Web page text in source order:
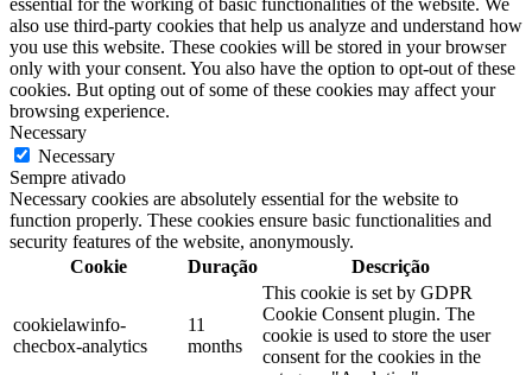
essential for the working of basic functionalities of the website. We
also use third-party cookies that help us analyze and understand how
you use this website. These cookies will be stored in your browser
only with your consent. You also have the option to opt-out of these
cookies. But opting out of some of these cookies may affect your
browsing experience.
Necessary
Necessary
Sempre ativado
Necessary cookies are absolutely essential for the website to
function properly. These cookies ensure basic functionalities and
security features of the website, anonymously.
Cookie
Duração Descrição
cookielawinfo-
checbox-analytics
11
months
This cookie is set by GDPR
Cookie Consent plugin. The
cookie is used to store the user
consent for the cookies in the